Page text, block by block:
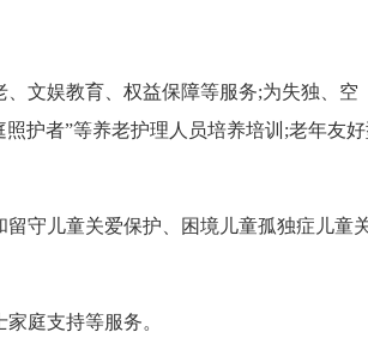
文娱教育、权益保障等服务;为失独、空
护者”等养老护理人员培养培训;老年友
守儿童关爱保护、困境儿童孤独症儿童
庭支持等服务。